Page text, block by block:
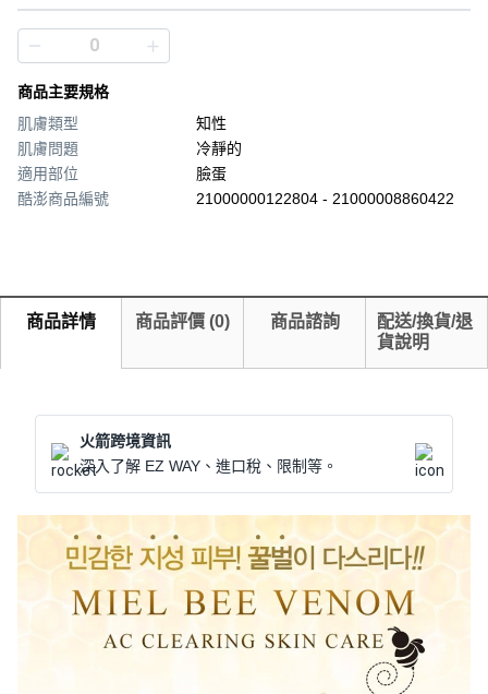
商品主要規格
肌膚類型
知性
肌膚問題
冷靜的
適用部位
臉蛋
酷澎商品編號
21000000122804 - 21000008860422
商品詳情 商品評價 (0) 商品諮詢
配送/換貨/退
貨說明
火箭跨境資訊
深入了解 EZ WAY、進口稅、限制等。